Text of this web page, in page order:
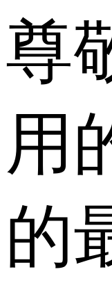
尊
用
的